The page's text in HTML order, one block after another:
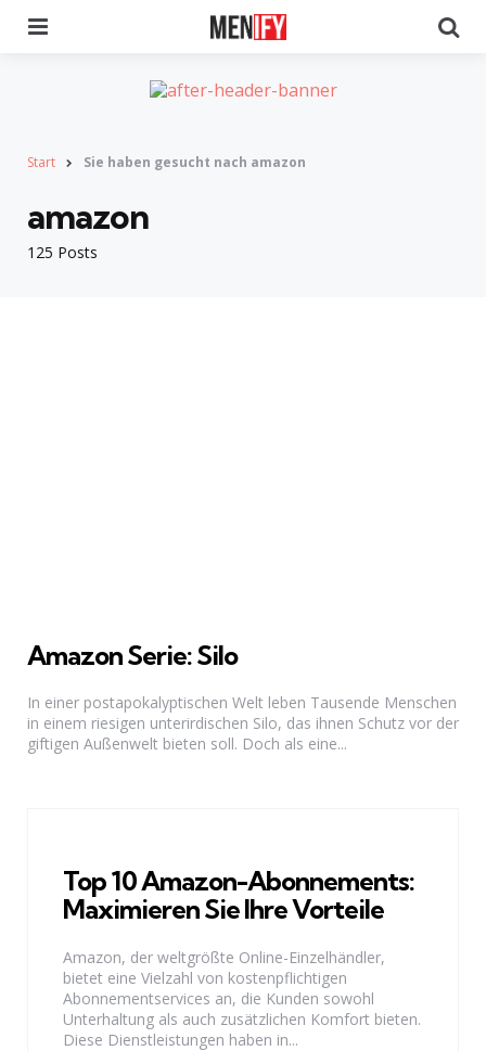
Start Sie haben gesucht nach amazon
125 Posts
amazon
Amazon Serie: Silo
In einer postapokalyptischen Welt leben Tausende Menschen
in einem riesigen unterirdischen Silo, das ihnen Schutz vor der
giftigen Außenwelt bieten soll. Doch als eine...
Top 10 Amazon-Abonnements:
Maximieren Sie Ihre Vorteile
Amazon, der weltgrößte Online-Einzelhändler,
bietet eine Vielzahl von kostenpflichtigen
Abonnementservices an, die Kunden sowohl
Unterhaltung als auch zusätzlichen Komfort bieten.
Diese Dienstleistungen haben in...